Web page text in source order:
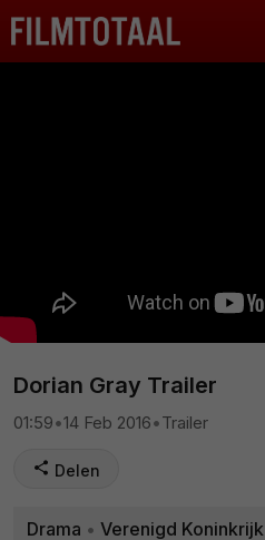
Dorian Gray Trailer
01:59•14 Feb 2016•Trailer
Delen
Drama • Verenigd Koninkrijk